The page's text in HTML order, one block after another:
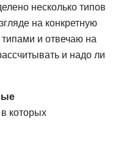
несколько типов
на конкретную
и отвечаю на
и надо ли
которых